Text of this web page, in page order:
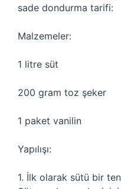
sade dondurma tarifi:
Malzemeler:
1 litre süt
200 gram toz şeker
1 paket vanilin
Yapılışı:
1. İlk olarak sütü bir